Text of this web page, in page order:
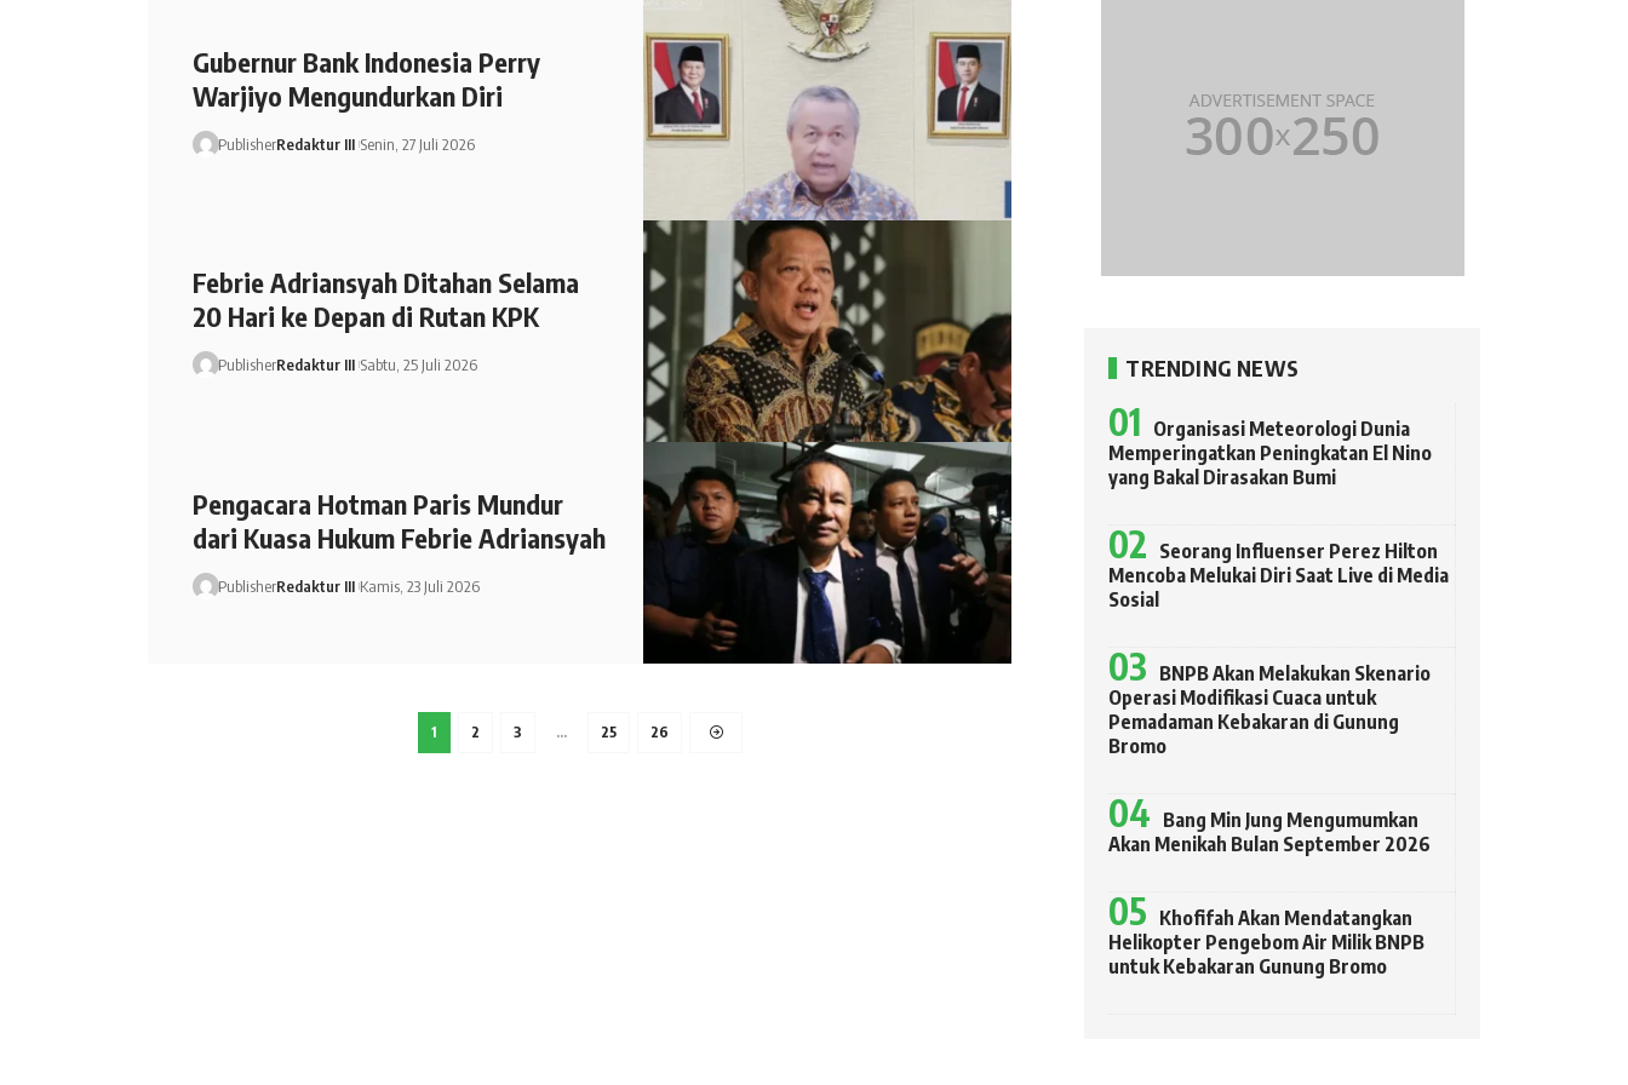
Gubernur Bank Indonesia Perry
Warjiyo Mengundurkan Diri
PublisherRedaktur III Senin, 27 Juli 2026
Febrie Adriansyah Ditahan Selama
20 Hari ke Depan di Rutan KPK
PublisherRedaktur III Sabtu, 25 Juli 2026
Pengacara Hotman Paris Mundur
dari Kuasa Hukum Febrie Adriansyah
PublisherRedaktur III Kamis, 23 Juli 2026
1 2 3 … 25 26
TRENDING NEWS
Organisasi Meteorologi Dunia
Memperingatkan Peningkatan El Nino
yang Bakal Dirasakan Bumi
Seorang Influenser Perez Hilton
Mencoba Melukai Diri Saat Live di Media
Sosial
BNPB Akan Melakukan Skenario
Operasi Modifikasi Cuaca untuk
Pemadaman Kebakaran di Gunung
Bromo
Bang Min Jung Mengumumkan
Akan Menikah Bulan September 2026
Khofifah Akan Mendatangkan
Helikopter Pengebom Air Milik BNPB
untuk Kebakaran Gunung Bromo